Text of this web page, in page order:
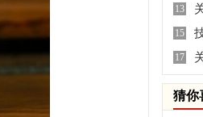
生自
13
鉴定
15
文合
17
篇
猜你